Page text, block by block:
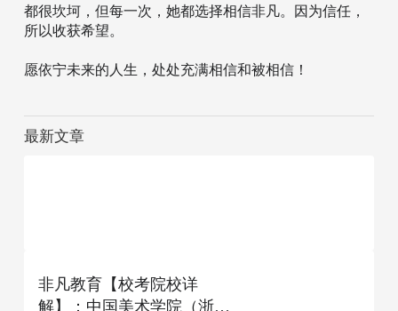
都很坎坷，但每一次，她都选择相信非凡。因为信任，
所以收获希望。
愿依宁未来的人生，处处充满相信和被相信！
最新文章
【非凡学员】鲁同学：校考
转联考，冲刺文化课，高考
非凡教育【校考院校详
解】：中国美术学院（浙江